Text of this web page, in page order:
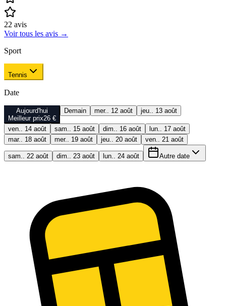
22 avis
Voir tous les avis →
Sport
Tennis
Date
Aujourd'hui
Meilleur prix26 €
Demain mer.. 12 août jeu.. 13 août
ven.. 14 août sam.. 15 août dim.. 16 août
lun.. 17 août
mar.. 18 août
mer.. 19 août jeu.. 20 août ven.. 21 août
sam.. 22 août dim.. 23 août lun.. 24 août Autre date